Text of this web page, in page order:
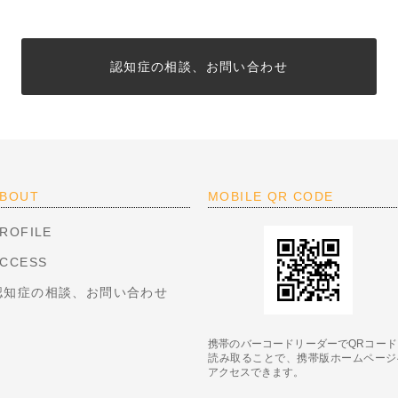
認知症の相談、お問い合わせ
知症の相談、お問い合わせ
MOBILE QR CODE
携帯のバーコードリーダーでQRコー
読み取ることで、携帯版ホームペー
アクセスできます。